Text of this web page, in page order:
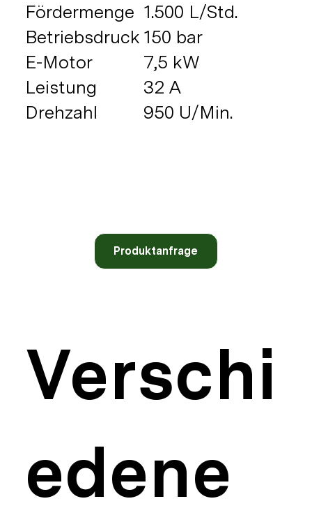
Fördermenge 1.500 L/Std.
Betriebsdruck 150 bar
E-Motor
7,5 kW
Leistung
32 A
Drehzahl
950 U/Min.
Produktanfrage
Verschi
edene